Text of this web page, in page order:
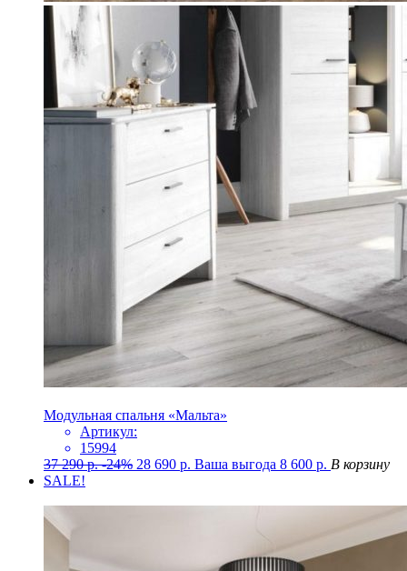
Модульная спальня «Мальта»
Артикул:
15994
37 290р. -24% 28 690 р. Ваша выгода 8 600 р. В корзину
SALE!